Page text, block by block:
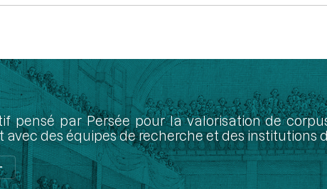
pensé par Persée pour la valorisation de
des équipes de recherche et des institutions